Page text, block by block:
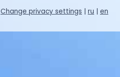
Change privacy settings | ru | en